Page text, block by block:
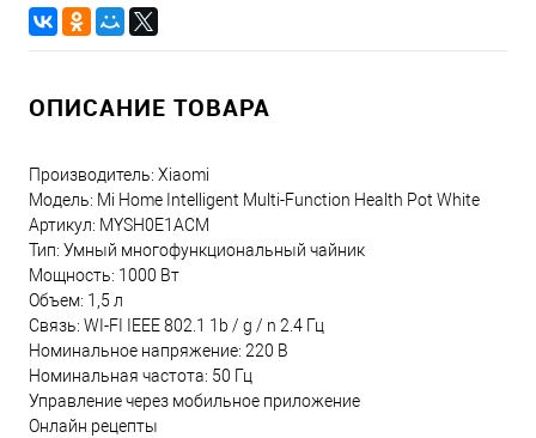
ОПИСАНИЕ ТОВАРА
Производитель: Xiaomi
Модель: Mi Home Intelligent Multi-Function Health Pot White
Артикул: MYSH0E1ACM
Тип: Умный многофункциональный чайник
Мощность: 1000 Вт
Объем: 1,5 л
Связь: WI-FI IEEE 802.1 1b / g / n 2.4 Гц
Номинальное напряжение: 220 В
Номинальная частота: 50 Гц
Управление через мобильное приложение
Онлайн рецепты